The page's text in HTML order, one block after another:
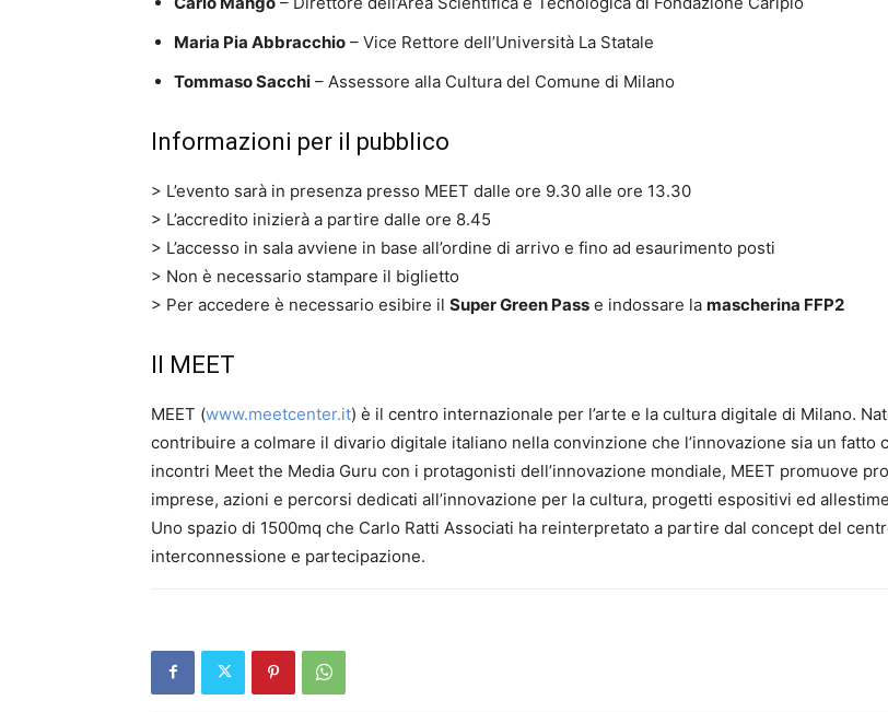
Maria Pia Abbracchio – Vice Rettore dell’Università La Statale
Tommaso Sacchi – Assessore alla Cultura del Comune di Milano
Informazioni per il pubblico
> L’evento sarà in presenza presso MEET dalle ore 9.30 alle ore 13.30
> L’accredito inizierà a partire dalle ore 8.45
> L’accesso in sala avviene in base all’ordine di arrivo e fino ad esaurimento posti
> Non è necessario stampare il biglietto
> Per accedere è necessario esibire il Super Green Pass e indossare la mascherina FFP2
Il MEET
MEET (www.meetcenter.it) è il centro internazionale per l’arte e la cultura digitale di Milano.
contribuire a colmare il divario digitale italiano nella convinzione che l’innovazione sia un
incontri Meet the Media Guru con i protagonisti dell’innovazione mondiale, MEET promuove
imprese, azioni e percorsi dedicati all’innovazione per la cultura, progetti espositivi ed
Uno spazio di 1500mq che Carlo Ratti Associati ha reinterpretato a partire dal concept del
interconnessione e partecipazione.